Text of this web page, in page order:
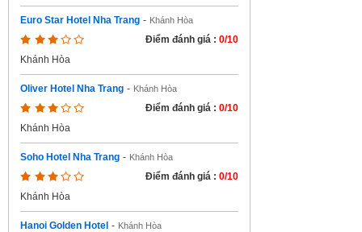
Euro Star Hotel Nha Trang - Khánh Hòa
Điểm đánh giá : 0/10
Khánh Hòa
Oliver Hotel Nha Trang - Khánh Hòa
Điểm đánh giá : 0/10
Khánh Hòa
Soho Hotel Nha Trang - Khánh Hòa
Điểm đánh giá : 0/10
Khánh Hòa
Hanoi Golden Hotel - Khánh Hòa